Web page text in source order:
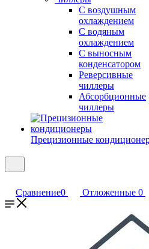
С воздушным
охлаждением
С водяным
охлаждением
С выносным
конденсатором
Реверсивные
чиллеры
Абсорбционные
чиллеры
Прецизионные
Сравнение0 Отложенные 0